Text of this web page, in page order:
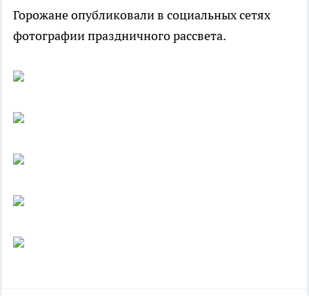
Горожане опубликовали в социальных сетях
фотографии праздничного рассвета.